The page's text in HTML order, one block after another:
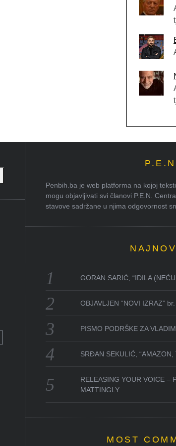
Penbih.ba je web platforma na kojoj
mogu objavljivati svi članovi P.E.N.
stavove sadržane u njima odgovornost
GORAN SARIĆ, “IDILA
OBJAVLJEN “NOVI IZRAZ”
PISMO PODRŠKE ZA
SRĐAN SEKULIĆ, “AMAZON,
RELEASING YOUR VOICE –
MATTINGLY
MOST